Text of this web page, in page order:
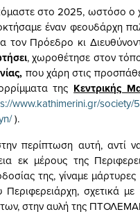
στο 2025, ωστόσο ο
έναν φεουδάρχη
τον Πρόεδρο κι
, χωροθέτησε στον
που χάρη στις
της Κεντρικής
www.kathimerini.gr/
).
περίπτωση αυτή, αντί
εκ μέρους της
της, γίναμε
σχετικά
στην αυλή της